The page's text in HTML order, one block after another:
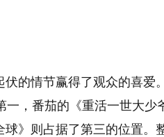
的情节赢得了观众的喜爱
一，番茄的《重活一世大少
》则占据了第三的位置。